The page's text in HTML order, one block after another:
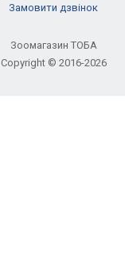
Замовити дзвінок
Зоомагазин ТОБА
Copyright © 2016-2026